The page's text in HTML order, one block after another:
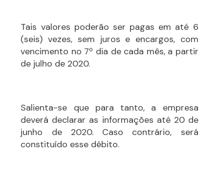
Tais valores poderão ser pagas em até 6
(seis) vezes, sem juros e encargos, com
vencimento no 7º dia de cada mês, a partir
de julho de 2020.
Salienta-se que para tanto, a empresa
deverá declarar as informações até 20 de
junho de 2020. Caso contrário, será
constituído esse débito.